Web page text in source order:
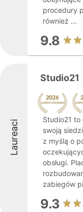
procedury
również ...
9.8
Laureaci
Studio21
Studio21
swoją
z myślą o
obsługi.
zabiegów
9.3